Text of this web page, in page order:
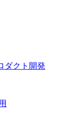
ダクト開発